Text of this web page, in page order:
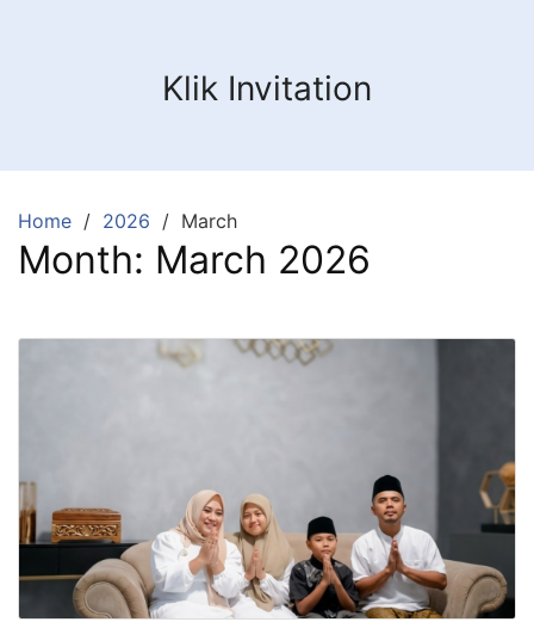
Klik Invitation
Home 2026 March
Month: March 2026